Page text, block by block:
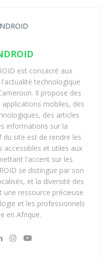
est consacré aux
technologique
Il propose des
mobiles, des
des articles
informations sur la
site est de rendre les
et utiles aux
l'accent sur les
se distingue par son
et la diversité des
ressource précieuse
et les professionnels
en Afrique.